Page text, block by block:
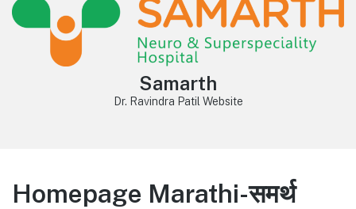
Samarth
Dr. Ravindra Patil Website
Homepage Marathi-समर्थ